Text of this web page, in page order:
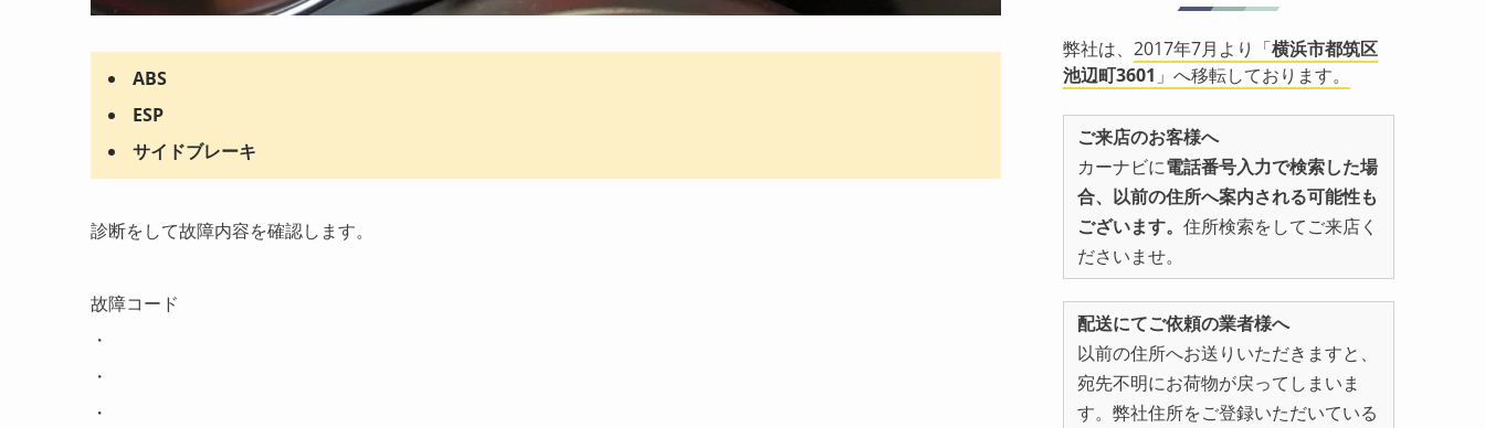
ABS
ESP
サイドブレーキ
診断をして故障内容を確認します。
故障コード
・
・
・
弊社は、 2017年7月より「横浜市都筑区
池辺町3601 」へ移転しております。
ご来店のお客様へ
カーナビに電話番号入力で検索した場
合、以前の住所へ案内される可能性も
ございます。 住所検索をしてご来店く
ださいませ。
配送にてご依頼の業者様へ
以前の住所へお送りいただきますと、
宛先不明にお荷物が戻ってしまいま
す。弊社住所をご登録いただいている